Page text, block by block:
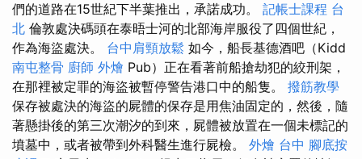
們的道路在15世紀下半葉推出，承諾成功。 記帳士課程 台
北 倫敦處決碼頭在泰晤士河的北部海岸服役了四個世紀，
作為海盜處決。 台中肩頸放鬆 如今，船長基德酒吧（Kidd
南屯整骨 廚師 外燴 Pub）正在看著前船搶劫犯的絞刑架，
在那裡被定罪的海盜被暫停警告港口中的船隻。 撥筋教學
保存被處決的海盜的屍體的保存是用焦油固定的，然後，隨
著懸掛後的第三次潮汐的到來，屍體被放置在一個未標記的
墳墓中，或者被帶到外科醫生進行屍檢。 外燴 台中 腳底按